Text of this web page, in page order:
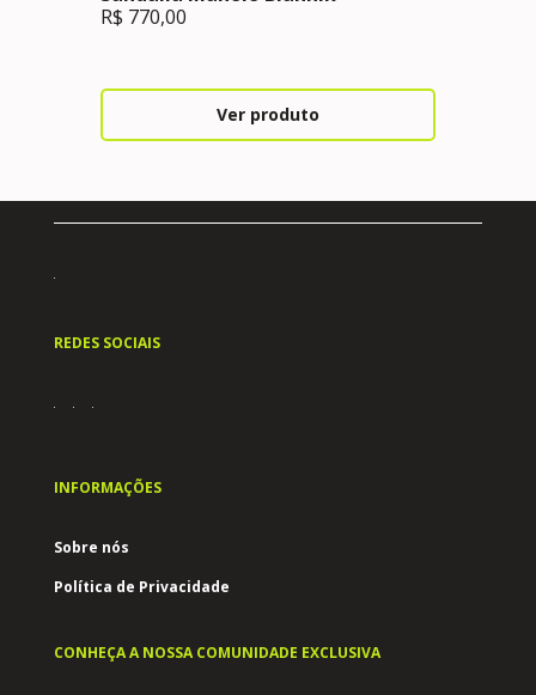
R$ 770,00
Ver produto
REDES SOCIAIS
INFORMAÇÕES
Sobre nós
Política de Privacidade
CONHEÇA A NOSSA COMUNIDADE EXCLUSIVA